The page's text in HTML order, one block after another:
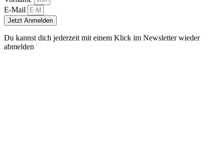
E-Mail
Jetzt Anmelden
Du kannst dich jederzeit mit einem Klick im Newsletter wieder
abmelden